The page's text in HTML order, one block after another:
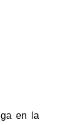
en la